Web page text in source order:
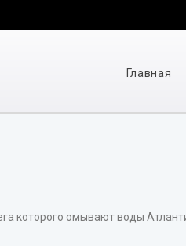
Главная
которого омывают воды